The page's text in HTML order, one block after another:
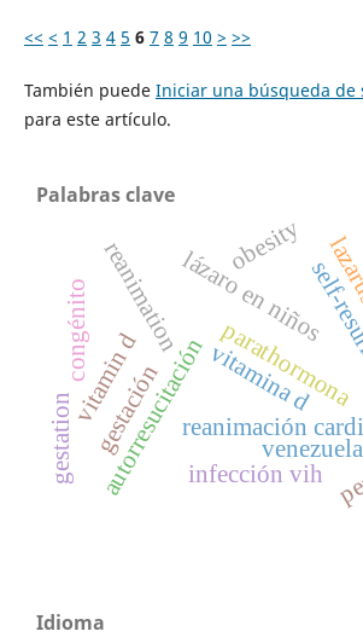
<< < 1 2 3 4 5 6 7 8 9 10 > >>
También puede Iniciar una búsqueda de
para este artículo.
Palabras clave
autorresucitación
lázaro en niños
reanimación
self-
reanimation
vitamina d
parathormona
gestación
vitamin d
gestation venezuela
congénito
obesity
infección vih
Idioma